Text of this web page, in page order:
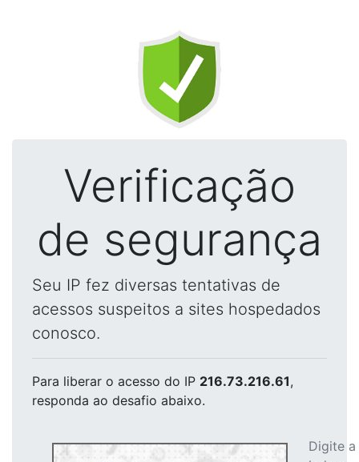
Verificação
de segurança
Seu IP fez diversas tentativas de
acessos suspeitos a sites hospedados
conosco.
Para liberar o acesso do IP 216.73.216.61,
responda ao desafio abaixo.
Digite